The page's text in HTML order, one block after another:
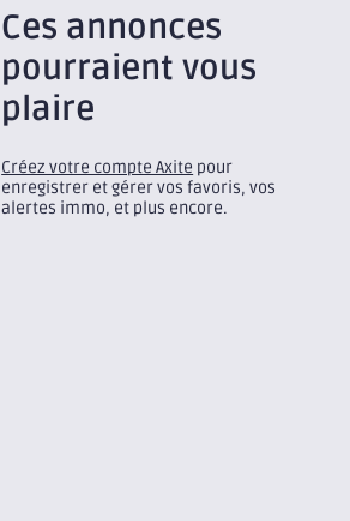
Ces annonces
pourraient vous
plaire
Créez votre compte Axite pour
enregistrer et gérer vos favoris, vos
alertes immo, et plus encore.